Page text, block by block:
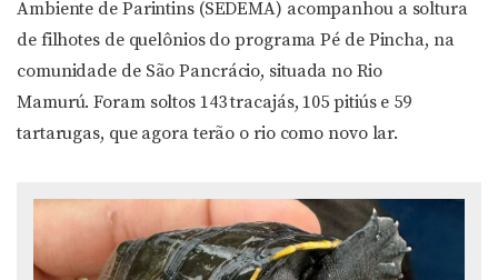
Ambiente de Parintins (SEDEMA) acompanhou a soltura
de filhotes de quelônios do programa Pé de Pincha, na
comunidade de São Pancrácio, situada no Rio
Mamurú. Foram soltos 143 tracajás, 105 pitiús e 59
tartarugas, que agora terão o rio como novo lar.